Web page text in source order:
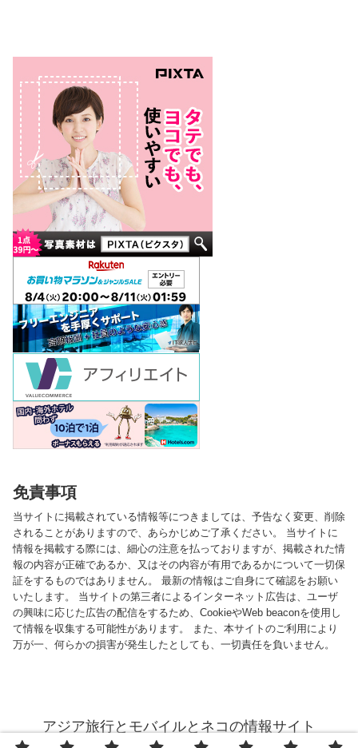
免責事項
当サイトに掲載されている情報等につきましては、予告なく変更、削除
されることがありますので、あらかじめご了承ください。 当サイトに
情報を掲載する際には、細心の注意を払っておりますが、掲載された情
報の内容が正確であるか、又はその内容が有用であるかについて一切保
証をするものではありません。 最新の情報はご自身にて確認をお願い
いたします。 当サイトの第三者によるインターネット広告は、ユーザ
の興味に応じた広告の配信をするため、CookieやWeb beaconを使用し
て情報を収集する可能性があります。 また、本サイトのご利用により
万が一、何らかの損害が発生したとしても、一切責任を負いません。
アジア旅行とモバイルとネコの情報サイト